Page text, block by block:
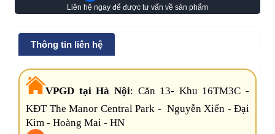
Liên hệ ngay để được tư vấn về sản phẩm
Thông tin liên hệ
VPGD tại Hà Nội: Căn 13- Khu 16TM3C -
KĐT The Manor Central Park - Nguyễn Xiển - Đại
Kim - Hoàng Mai - HN